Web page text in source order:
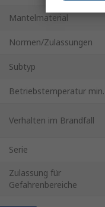
Mantelmaterial
Normen/Zulassungen
Subtyp
Betriebstemperatur min.
Verhalten im Brandfall
Serie
Zulassung für
Gefahrenbereiche